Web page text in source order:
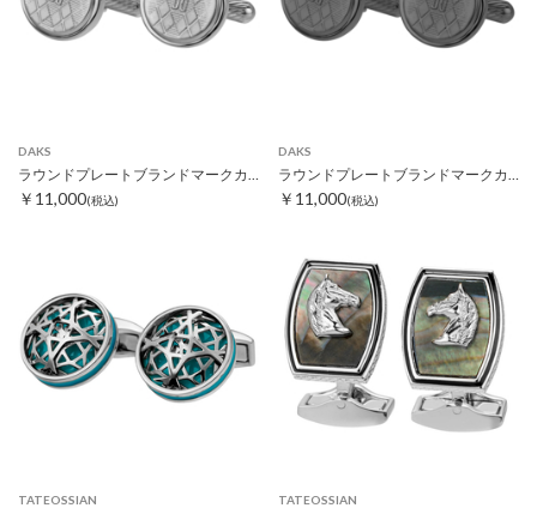
DAKS
￥11,000(税込)
DAKS
￥11,000(税込)
TATEOSSIAN TATEOSSIAN